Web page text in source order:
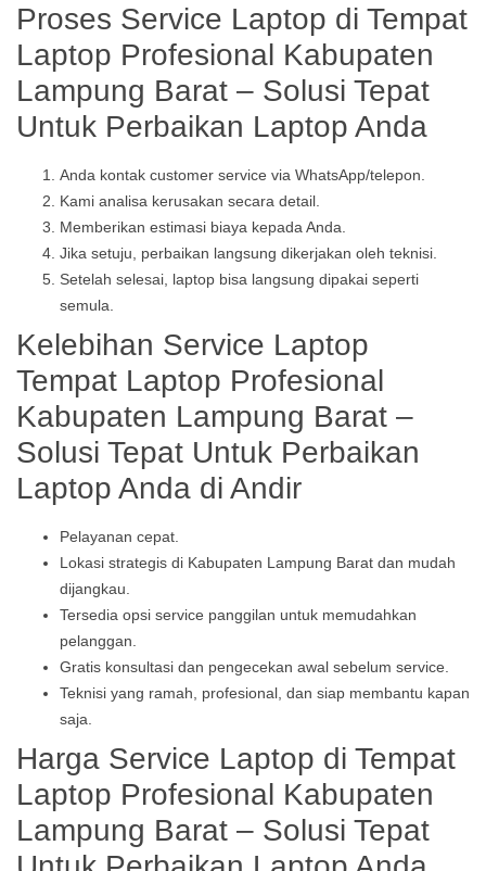
Proses Service Laptop di Tempat
Laptop Profesional Kabupaten
Lampung Barat – Solusi Tepat
Untuk Perbaikan Laptop Anda
Anda kontak customer service via WhatsApp/telepon.
Kami analisa kerusakan secara detail.
Memberikan estimasi biaya kepada Anda.
Jika setuju, perbaikan langsung dikerjakan oleh teknisi.
Setelah selesai, laptop bisa langsung dipakai seperti
semula.
Kelebihan Service Laptop
Tempat Laptop Profesional
Kabupaten Lampung Barat –
Solusi Tepat Untuk Perbaikan
Laptop Anda di Andir
Pelayanan cepat.
Lokasi strategis di Kabupaten Lampung Barat dan mudah
dijangkau.
Tersedia opsi service panggilan untuk memudahkan
pelanggan.
Gratis konsultasi dan pengecekan awal sebelum service.
Teknisi yang ramah, profesional, dan siap membantu kapan
saja.
Harga Service Laptop di Tempat
Laptop Profesional Kabupaten
Lampung Barat – Solusi Tepat